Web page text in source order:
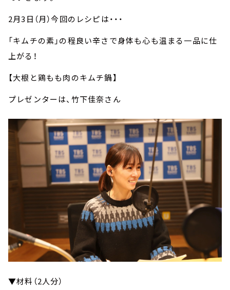
2月3日（月）今回のレシピは・・・
「キムチの素」の程良い辛さで身体も心も温まる一品に仕
上がる！
【大根と鶏もも肉のキムチ鍋】
プレゼンターは、竹下佳奈さん
▼材料（2人分）